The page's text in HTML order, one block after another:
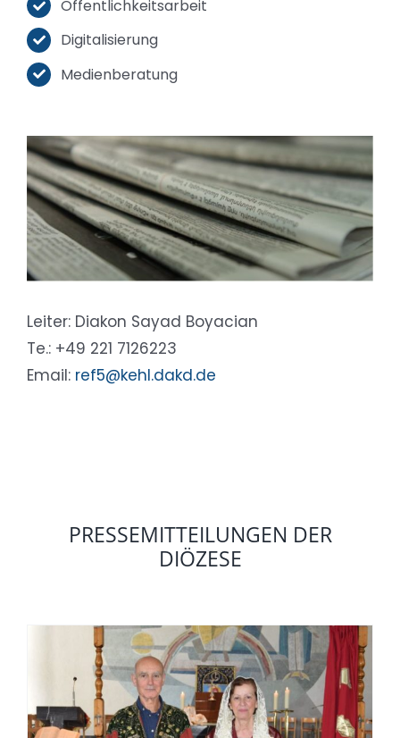
Öffentlichkeitsarbeit
Digitalisierung
Medienberatung
Leiter: Diakon Sayad Boyacian
Te.: +49 221 7126223
Email: ref5@kehl.dakd.de
PRESSEMITTEILUNGEN DER
DIÖZESE